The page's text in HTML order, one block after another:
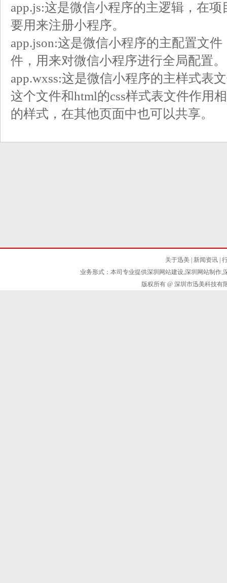
app.js:这是微信小程序的主逻辑，在
要用来注册小程序。
app.json:这是微信小程序的主配置文
件，用来对微信小程序进行全局配置。
app.wxss:这是微信小程序的主样式表
这个文件和html的css样式表文件作用
的样式，在其他页面中也可以共享。
关于迅美 新闻资讯
业务形式：本司专业提供深圳网站建设,深圳网站制作,
版权所有 @ 深圳市迅美科技有